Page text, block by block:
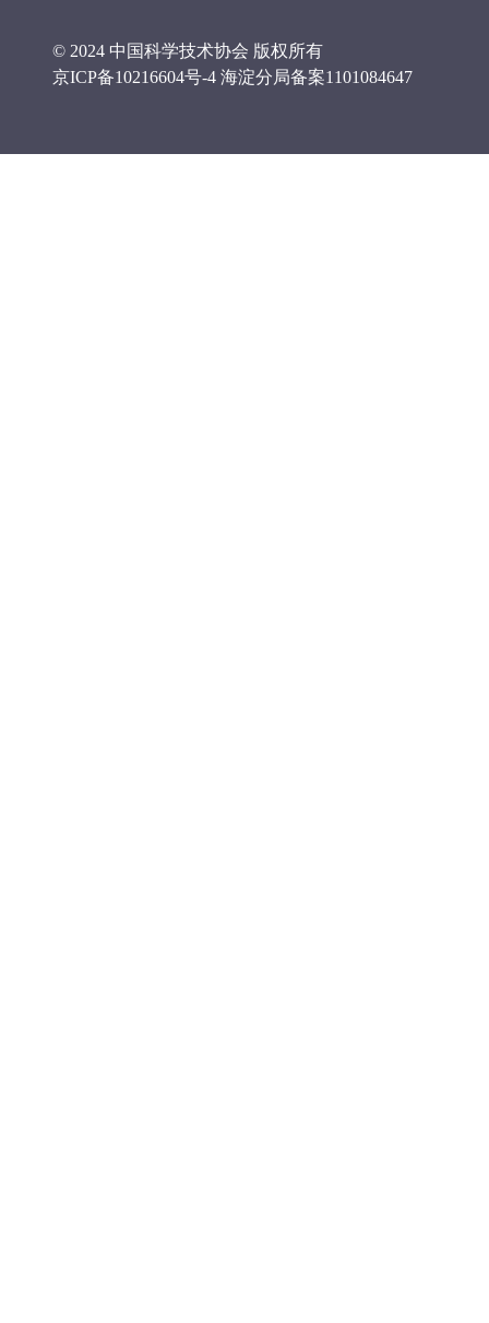
© 2024 中国科学技术协会 版权所有
京ICP备10216604号-4 海淀分局备案1101084647